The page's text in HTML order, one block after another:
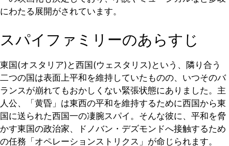
にわたる展開がされています。
スパイファミリーのあらすじ
東国(オスタリア)と西国(ウェスタリス)という、隣り合う
二つの国は表面上平和を維持していたものの、いつそのバ
ランスが崩れてもおかしくない緊張状態にありました。主
人公、「黄昏」は東西の平和を維持するために西国から東
国に送られた西国一の凄腕スパイ。そんな彼に、平和を脅
かす東国の政治家、ドノバン・デズモンドへ接触するため
の任務「オペレーションストリクス」が命じられます。